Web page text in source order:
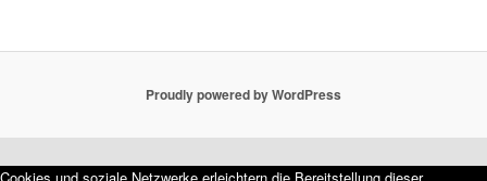
Proudly powered by WordPress
Cookies und soziale Netzwerke erleichtern die Bereitstellung dieser